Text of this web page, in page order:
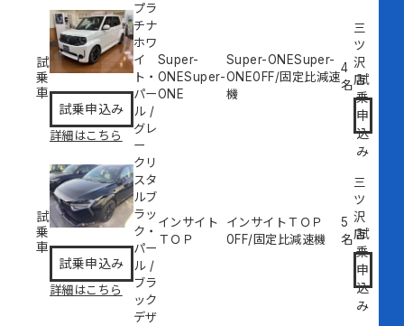
試
乗
車
試乗申込み
詳細はこちら
プラ
チナ
ホワ
イ
ト・
パー
ル/
グレ
ー
Super-
ONESuper-
ONE
Super-ONESuper-
ONE0 FF/固定比減速
機
4
名
三
ツ
沢
店
試
乗
申
込
み
試
乗
車
試乗申込み
詳細はこちら
クリ
スタ
ルブ
ラッ
ク・
パー
ル/
ブラ
ック
インサイト
ＴＯＰ
インサイトＴＯＰ
0FF/固定比減速機
5
名
三
ツ
沢
店
試
乗
申
込
み
デザ